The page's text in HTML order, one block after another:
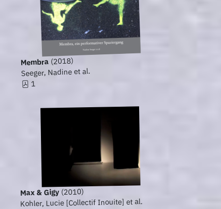
Membra (2018)
Seeger, Nadine et al.
1
Max & Gigy(2010)
Kohler, Lucie [Collectif Inouite] et al.